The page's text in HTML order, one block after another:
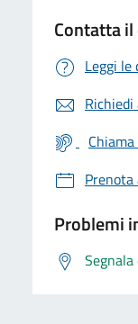
Contatta
Leggi
Problemi